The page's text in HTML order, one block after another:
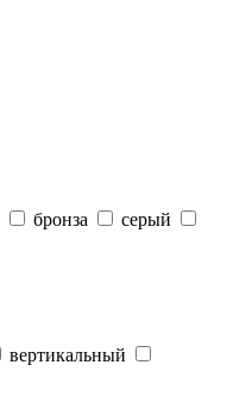
бронза
серый
вертикальный